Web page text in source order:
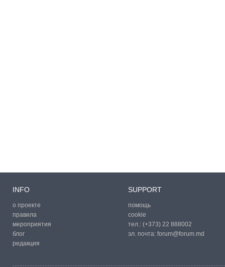
INFO
о проекте
правила
мероприятия
блог
редакция
SUPPORT
помощь
cookie
тел.: (+373) 22 888002
эл. почта: forum@forum.md